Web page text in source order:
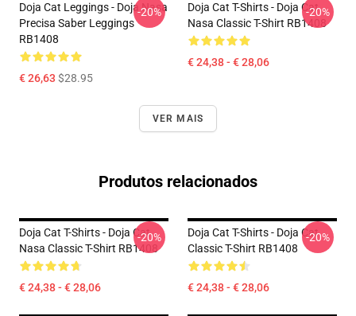
Doja Cat Leggings - Doja Nasa
Precisa Saber Leggings
RB1408
€ 26,63 $28.95
-20%
Doja Cat T-Shirts - Doja Cat
Nasa Classic T-Shirt RB1408
€ 24,38 - € 28,06
-20%
VER MAIS
Produtos relacionados
Doja Cat T-Shirts - Doja Cat
Nasa Classic T-Shirt RB1408
€ 24,38 - € 28,06
-20%
Doja Cat T-Shirts - Doja Cat
Classic T-Shirt RB1408
€ 24,38 - € 28,06
-20%